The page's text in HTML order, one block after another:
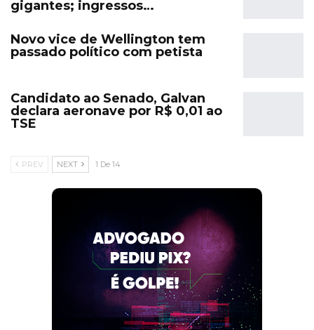
gigantes; ingressos…
Novo vice de Wellington tem
passado político com petista
Candidato ao Senado, Galvan
declara aeronave por R$ 0,01 ao
TSE
PREV NEXT 1 De 14